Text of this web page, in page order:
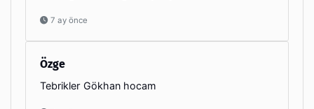
7 ay önce
Özge
Tebrikler Gökhan hocam